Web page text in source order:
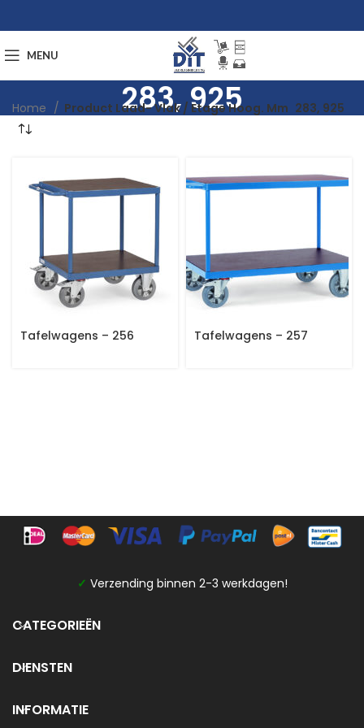
MENU
283, 925
Home Product Laad- Vlak / Etage Hoog. Mm 283, 925
Tafelwagens – 256 Tafelwagens – 257
✓ Verzending binnen 2-3 werkdagen!
CATEGORIEËN
DIENSTEN
INFORMATIE